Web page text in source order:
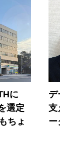
に
選定
ちょ
デ
支
ー